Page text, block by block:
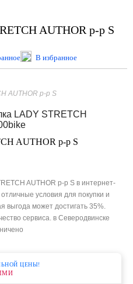
AUTHOR р-р S
В избранное
AUTHOR р-р S
AUTHOR р-р S
AUTHOR р-р S в интернет-
условия для покупки и
выгода может достигать 35%.
сервиса. в Северодвинске
ЦЕНЫ!